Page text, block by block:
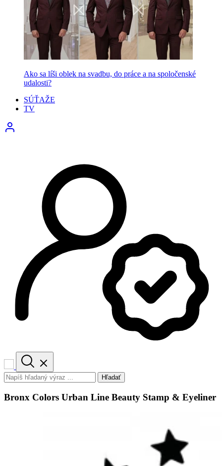
Ako sa líši oblek na svadbu, do práce a na spoločenské
udalosti?
SÚŤAŽE
TV
Hľadať
Bronx Colors Urban Line Beauty Stamp & Eyeliner